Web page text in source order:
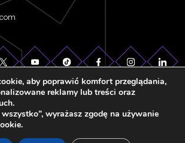
Theory . Wszelkie prawa zastrzeżone.
aby poprawić komfort przeglądania,
reklamy lub treści oraz
wyrażasz zgodę na używanie